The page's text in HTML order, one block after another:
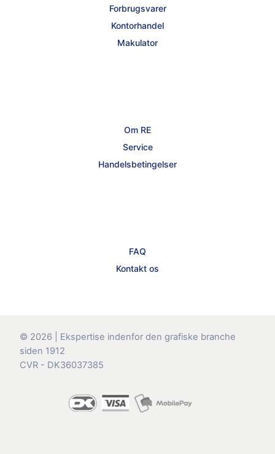
Forbrugsvarer
Kontorhandel
Makulator
Om RE
Service
Handelsbetingelser
FAQ
Kontakt os
© 2026 | Ekspertise indenfor den grafiske branche
siden 1912
CVR - DK36037385